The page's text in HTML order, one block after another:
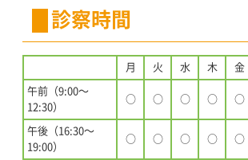
診察時間
月 火 水 木 金
午前（9:00〜
12:30）
○ ○ ○ ○ ○
午後（16:30〜
19:00）
○ ○ ○ ○ ○